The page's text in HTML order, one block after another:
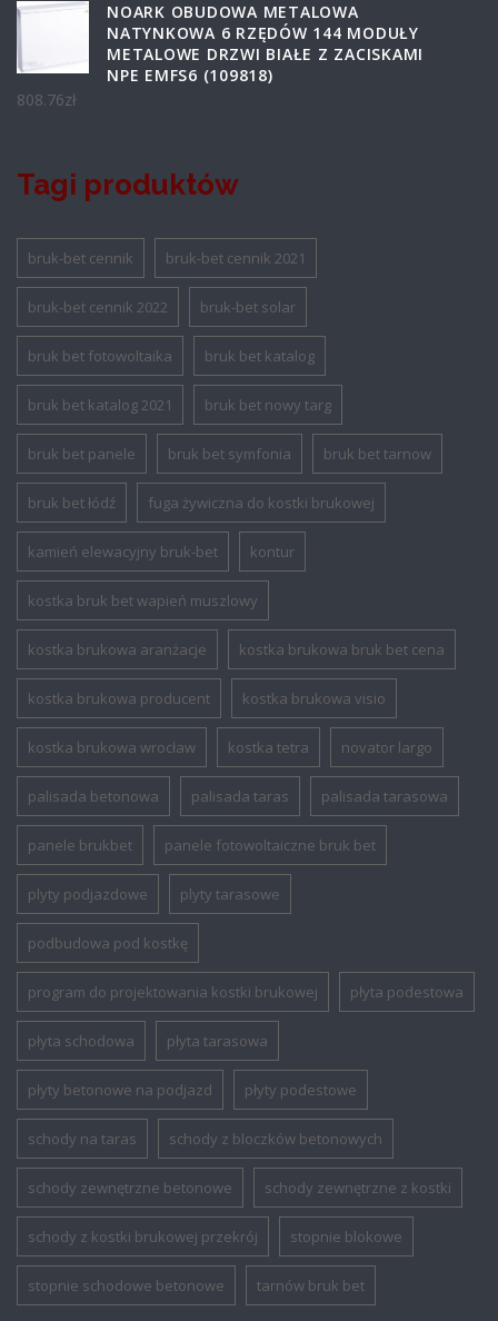
NOARK OBUDOWA METALOWA
NATYNKOWA 6 RZĘDÓW 144 MODUŁY
METALOWE DRZWI BIAŁE Z ZACISKAMI
NPE EMFS6 (109818)
808.76zł
Tagi produktów
bruk-bet cennik bruk-bet cennik 2021
bruk-bet cennik 2022 bruk-bet solar
bruk bet fotowoltaika bruk bet katalog
bruk bet katalog 2021 bruk bet nowy targ
bruk bet panele bruk bet symfonia bruk bet tarnow
bruk bet łódź fuga żywiczna do kostki brukowej
kamień elewacyjny bruk-bet kontur
kostka bruk bet wapień muszlowy
kostka brukowa aranżacje kostka brukowa bruk bet cena
kostka brukowa producent kostka brukowa visio
kostka brukowa wrocław kostka tetra novator largo
palisada betonowa palisada taras palisada tarasowa
panele brukbet panele fotowoltaiczne bruk bet
plyty podjazdowe plyty tarasowe
podbudowa pod kostkę
program do projektowania kostki brukowej płyta podestowa
płyta schodowa płyta tarasowa
płyty betonowe na podjazd płyty podestowe
schody na taras schody z bloczków betonowych
schody zewnętrzne betonowe schody zewnętrzne z kostki
schody z kostki brukowej przekrój stopnie blokowe
stopnie schodowe betonowe tarnów bruk bet